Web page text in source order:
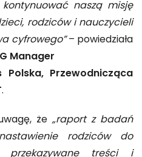
naszą misję
rodziców i nauczycieli
cyfrowego”– powiedziała
Manager
Przewodnicząca
.
że „raport z badań
rodziców do